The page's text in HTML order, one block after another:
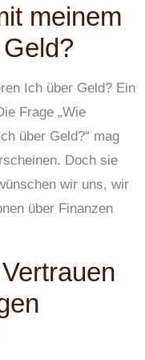
meinem
Ich über Geld? Ein
Frage „Wie
über Geld?“ mag
Doch sie
wir uns, wir
über Finanzen